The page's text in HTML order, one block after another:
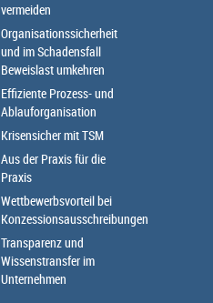
vermeiden
Organisationssicherheit
und im Schadensfall
Beweislast umkehren
Effiziente Prozess- und
Ablauforganisation
Krisensicher mit TSM
Aus der Praxis für die
Praxis
Wettbewerbsvorteil bei
Konzessionsausschreibungen
Transparenz und
Wissenstransfer im
Unternehmen